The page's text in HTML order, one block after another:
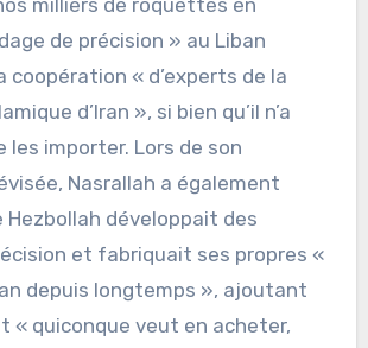
milliers de roquettes en
de précision » au Liban
coopération « d’experts de la
d’Iran », si bien qu’il n’a
les importer. Lors de son
Nasrallah a également
Hezbollah développait des
et fabriquait ses propres «
depuis longtemps », ajoutant
« quiconque veut en acheter,